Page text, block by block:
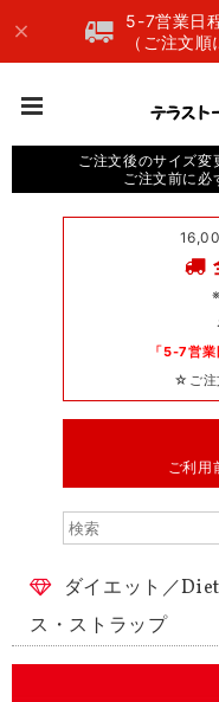
5-7営業日
（ご注文
ご注文後のサイズ変
ご注文前に必
「5-7営
☆ご注
ご利用
ダイエット／
ス・ストラップ